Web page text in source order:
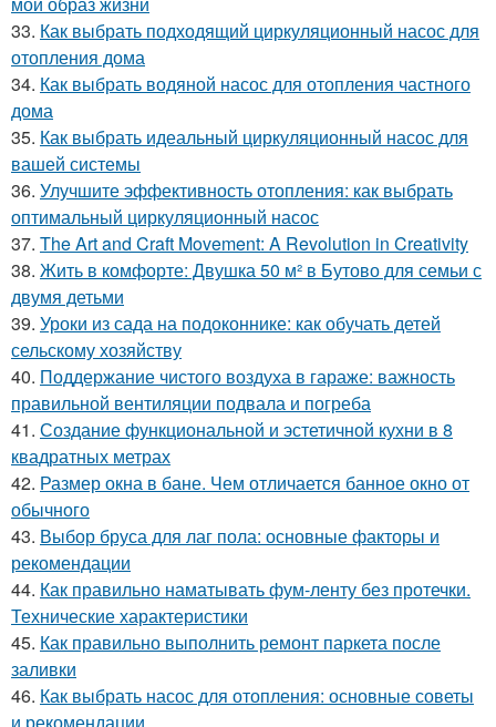
33. Как выбрать подходящий циркуляционный насос для
отопления дома
34. Как выбрать водяной насос для отопления частного
дома
35. Как выбрать идеальный циркуляционный насос для
вашей системы
36. Улучшите эффективность отопления: как выбрать
оптимальный циркуляционный насос
37. The Art and Craft Movement: A Revolution in Creativity
38. Жить в комфорте: Двушка 50 м² в Бутово для семьи с
двумя детьми
39. Уроки из сада на подоконнике: как обучать детей
сельскому хозяйству
40. Поддержание чистого воздуха в гараже: важность
правильной вентиляции подвала и погреба
41. Создание функциональной и эстетичной кухни в 8
квадратных метрах
42. Размер окна в бане. Чем отличается банное окно от
обычного
43. Выбор бруса для лаг пола: основные факторы и
рекомендации
44. Как правильно наматывать фум-ленту без протечки.
Технические характеристики
45. Как правильно выполнить ремонт паркета после
заливки
46. Как выбрать насос для отопления: основные советы